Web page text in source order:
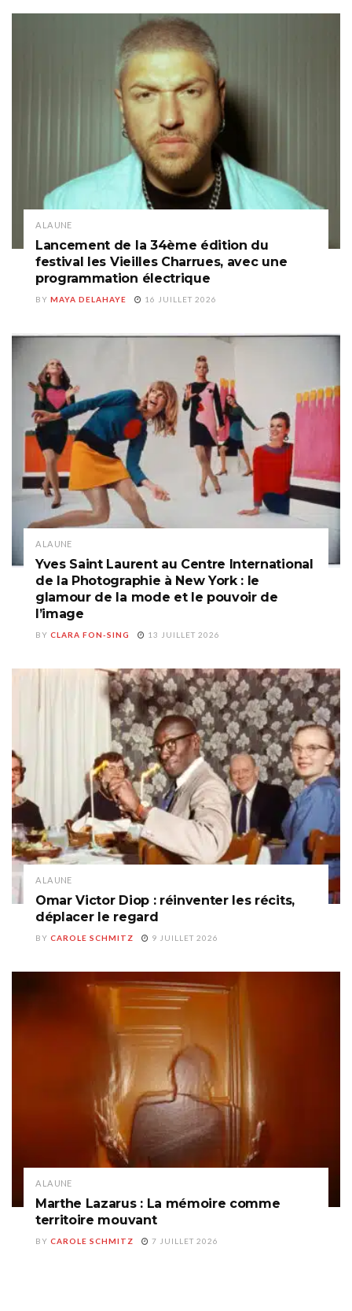
A LA UNE
Lancement de la 34ème édition du
festival les Vieilles Charrues, avec une
programmation électrique
BY MAYA DELAHAYE 16 JUILLET 2026
A LA UNE
Yves Saint Laurent au Centre International
de la Photographie à New York : le
glamour de la mode et le pouvoir de
l’image
BY CLARA FON-SING 13 JUILLET 2026
A LA UNE
Omar Victor Diop : réinventer les récits,
déplacer le regard
BY CAROLE SCHMITZ 9 JUILLET 2026
A LA UNE
Marthe Lazarus : La mémoire comme
territoire mouvant
BY CAROLE SCHMITZ 7 JUILLET 2026